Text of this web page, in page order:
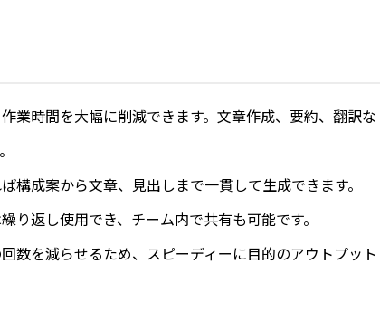
業時間を大幅に削減できます。文章作成、要約、翻訳な
構成案から文章、見出しまで一貫して生成できます。
返し使用でき、チーム内で共有も可能です。
数を減らせるため、スピーディーに目的のアウトプット